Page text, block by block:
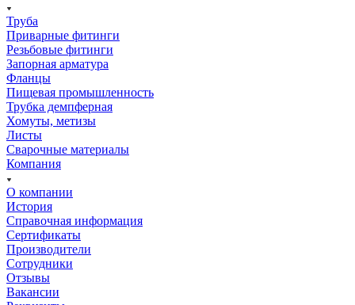
Труба
Приварные фитинги
Резьбовые фитинги
Запорная арматура
Фланцы
Пищевая промышленность
Трубка демпферная
Хомуты, метизы
Листы
Сварочные материалы
Компания
О компании
История
Справочная информация
Сертификаты
Производители
Сотрудники
Отзывы
Вакансии